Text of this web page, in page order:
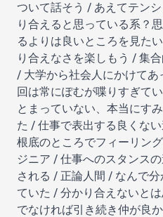
ついて話そう / あえてテン
り合えると思っている系？
るよりは良いところを見た
り合えなさを楽しもう / 集
/ 大学から社会人にかけて
回は常にぽむが喋りすぎて
とまっていない、本当にす
た / 仕事で表出する良くな
根底のところでフィーリン
ジニア / 仕事へのスタンス
される / 正論人間 / なんで
ていた / 分かり合えないと
でなければ引き続き仲が良